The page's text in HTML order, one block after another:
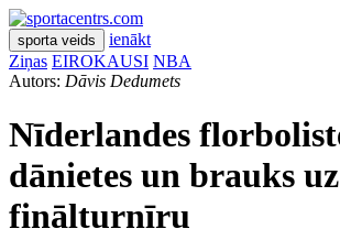
sporta veids
ienākt
Ziņas EIROKAUSI NBA
Autors: Dāvis Dedumets
Nīderlandes
dānietes un brauks uz
finālturnīru